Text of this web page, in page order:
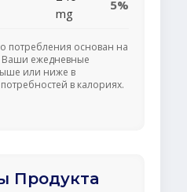
mg
5%
потребления основан на
Ваши ежедневные
или ниже в
в калориях.
Продукта